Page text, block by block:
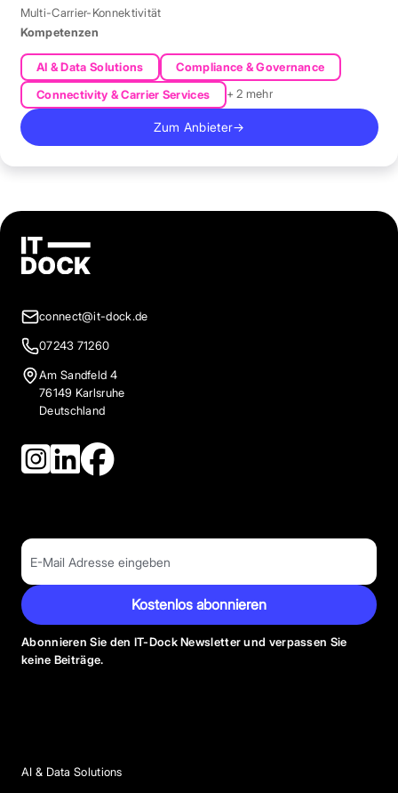
Multi-Carrier-Konnektivität
Kompetenzen
AI & Data Solutions
Compliance & Governance
Connectivity & Carrier Services
+ 2 mehr
Zum Anbieter→
connect@it-dock.de
07243 71260
Am Sandfeld 4
76149 Karlsruhe
Deutschland
Kostenlos abonnieren
Abonnieren Sie den IT-Dock Newsletter und verpassen Sie
keine Beiträge.
AI & Data Solutions